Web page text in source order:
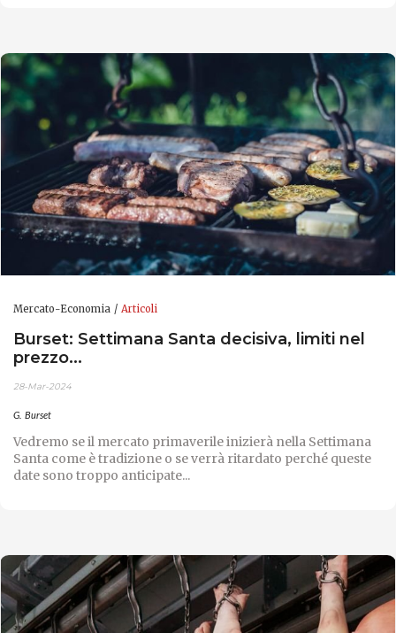
Mercato-Economia Articoli
Burset: Settimana Santa decisiva, limiti nel
prezzo...
28-Mar-2024
G. Burset
Vedremo se il mercato primaverile inizierà nella Settimana
Santa come è tradizione o se verrà ritardato perché queste
date sono troppo anticipate...